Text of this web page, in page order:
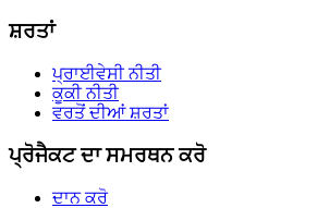
ਸ਼ਰਤਾਂ
ਪ੍ਰਾਈਵੇਸੀ ਨੀਤੀ
ਕੂਕੀ ਨੀਤੀ
ਵਰਤੋਂ ਦੀਆਂ ਸ਼ਰਤਾਂ
ਪ੍ਰੋਜੈਕਟ ਦਾ ਸਮਰਥਨ ਕਰੋ
ਦਾਨ ਕਰੋ